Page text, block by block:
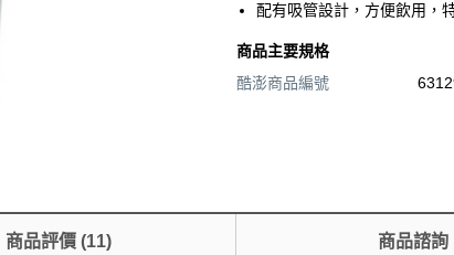
配有吸管設計，方便飲用，
商品主要規格
酷澎商品編號
商品評價 (11) 商品諮詢